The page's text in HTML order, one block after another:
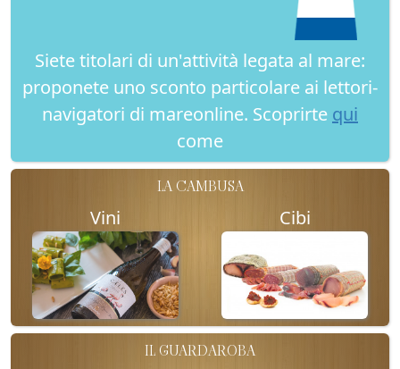
Siete titolari di un'attività legata al mare:
proponete uno sconto particolare ai lettori-
navigatori di mareonline. Scoprirte qui
come
LA CAMBUSA
Vini Cibi
IL GUARDAROBA